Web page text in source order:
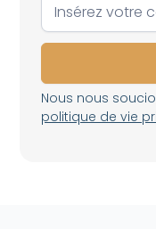
Nous nous
politique de vie